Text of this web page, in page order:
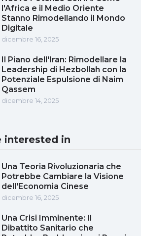
l'Africa e il Medio Oriente
Stanno Rimodellando il Mondo
Digitale
dicembre 16, 2025
Il Piano dell'Iran: Rimodellare la
Leadership di Hezbollah con la
Potenziale Espulsione di Naim
Qassem
dicembre 14, 2025
interested in
Una Teoria Rivoluzionaria che
Potrebbe Cambiare la Visione
dell'Economia Cinese
dicembre 16, 2025
Una Crisi Imminente: Il
Dibattito Sanitario che